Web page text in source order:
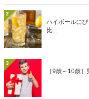
2
ハイボールに
比...
3
［9歳～10歳